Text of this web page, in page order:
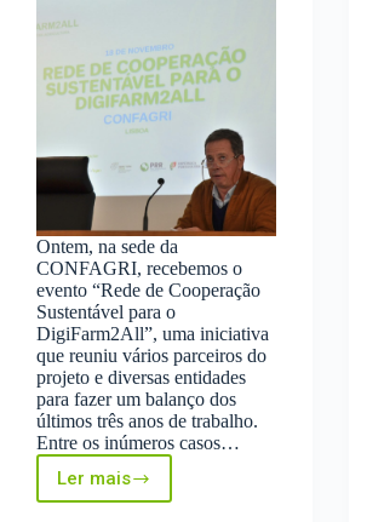
Ontem, na sede da
CONFAGRI, recebemos o
evento “Rede de Cooperação
Sustentável para o
DigiFarm2All”, uma iniciativa
que reuniu vários parceiros do
projeto e diversas entidades
para fazer um balanço dos
últimos três anos de trabalho.
Entre os inúmeros casos…
Ler maisDigiFarm2All:
três